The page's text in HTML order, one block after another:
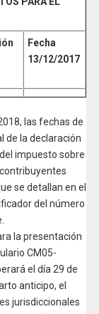
Fecha
13/12/2017
las fechas de
de la declaración
impuesto sobre
se detallan en el
del número
la presentación
CM05-
el día 29 de
anticipo, el
jurisdiccionales